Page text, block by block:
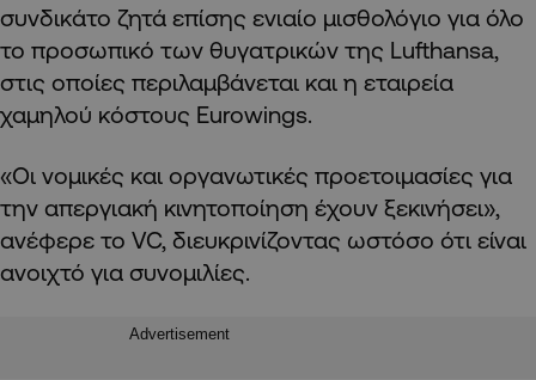
συνδικάτο ζητά επίσης ενιαίο μισθολόγιο για όλο
το προσωπικό των θυγατρικών της Lufthansa,
στις οποίες περιλαμβάνεται και η εταιρεία
χαμηλού κόστους Eurowings.
«Οι νομικές και οργανωτικές προετοιμασίες για
την απεργιακή κινητοποίηση έχουν ξεκινήσει»,
ανέφερε το VC, διευκρινίζοντας ωστόσο ότι είναι
ανοιχτό για συνομιλίες.
Advertisement